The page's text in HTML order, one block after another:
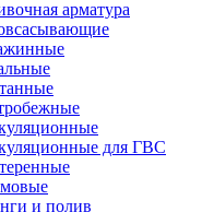
арматура
для ГВС
и полив